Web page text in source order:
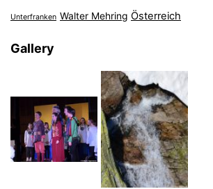
Unterfranken Walter Mehring Österreich
Gallery